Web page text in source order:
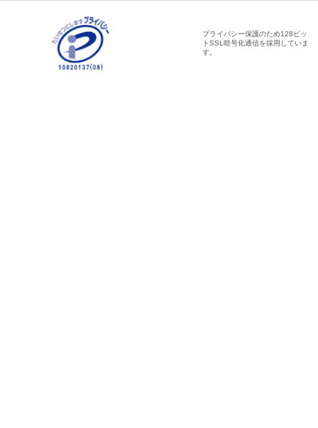
プライバシー保護のため128ビッ
トSSL暗号化通信を採用していま
す。